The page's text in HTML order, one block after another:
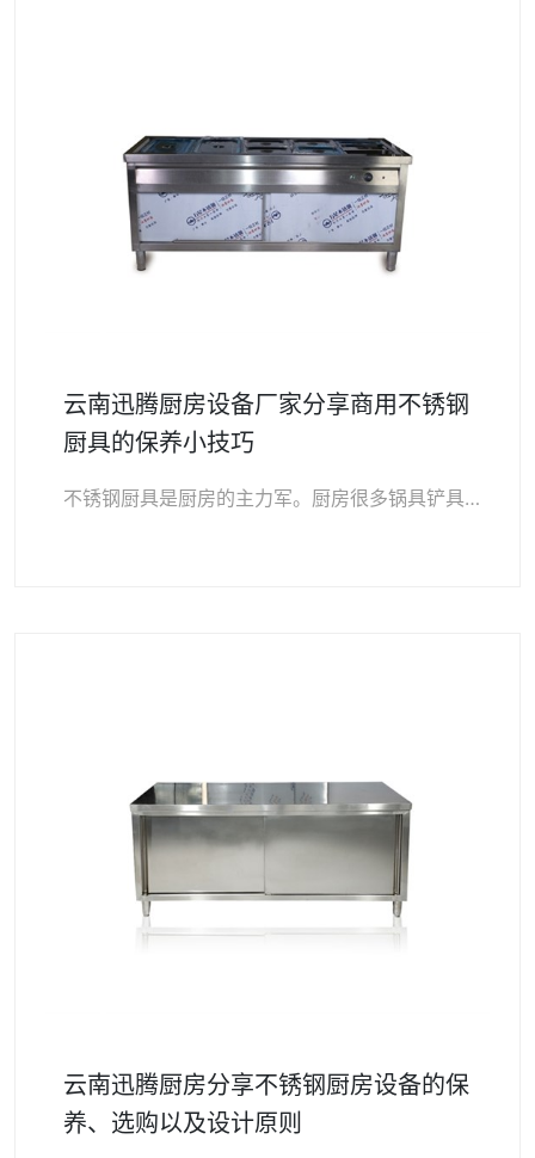
云南迅腾厨房设备厂家分享商用不锈钢
厨具的保养小技巧
不锈钢厨具是厨房的主力军。厨房很多锅具铲具等烹饪用具都是不锈钢的材质。由于厨具总要与水、油食材等接触，如果不保养得当，就很容易缩短其寿命，所以不锈钢厨具的保养小…
云南迅腾厨房分享不锈钢厨房设备的保
养、选购以及设计原则